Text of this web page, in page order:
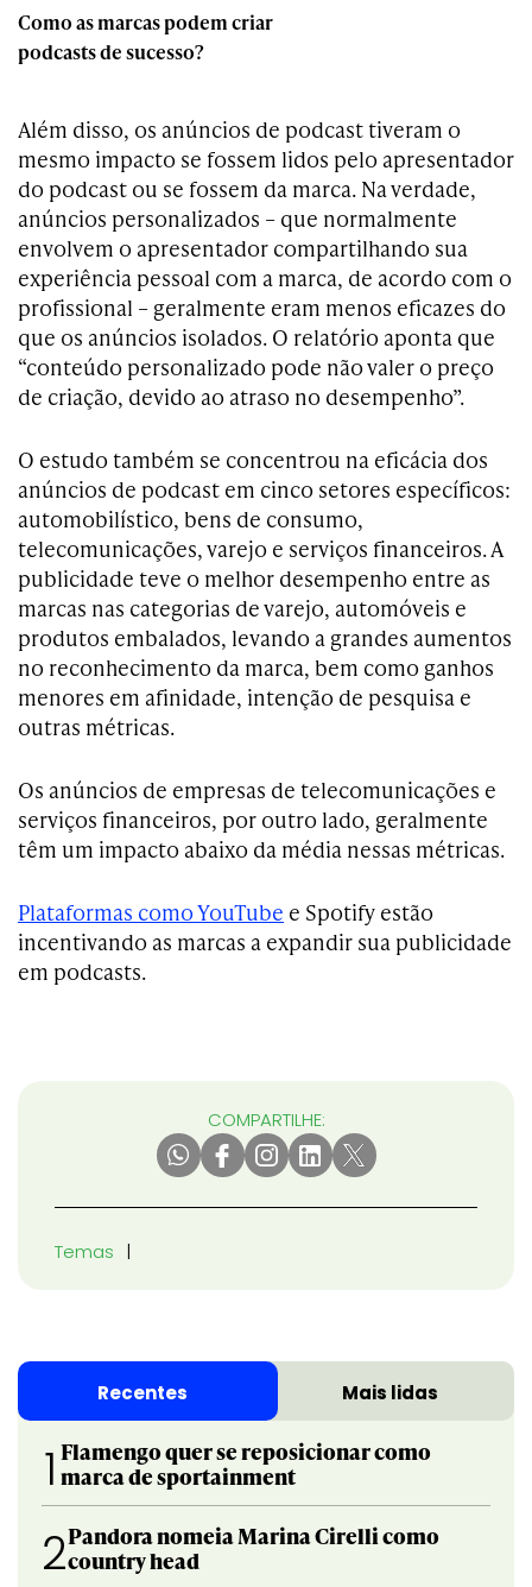
Como as marcas podem criar
podcasts de sucesso?
Além disso, os anúncios de podcast tiveram o
mesmo impacto se fossem lidos pelo apresentador
do podcast ou se fossem da marca. Na verdade,
anúncios personalizados – que normalmente
envolvem o apresentador compartilhando sua
experiência pessoal com a marca, de acordo com o
profissional – geralmente eram menos eficazes do
que os anúncios isolados. O relatório aponta que
“conteúdo personalizado pode não valer o preço
de criação, devido ao atraso no desempenho”.
O estudo também se concentrou na eficácia dos
anúncios de podcast em cinco setores específicos:
automobilístico, bens de consumo,
telecomunicações, varejo e serviços financeiros. A
publicidade teve o melhor desempenho entre as
marcas nas categorias de varejo, automóveis e
produtos embalados, levando a grandes aumentos
no reconhecimento da marca, bem como ganhos
menores em afinidade, intenção de pesquisa e
outras métricas.
Os anúncios de empresas de telecomunicações e
serviços financeiros, por outro lado, geralmente
têm um impacto abaixo da média nessas métricas.
Plataformas como YouTube e Spotify estão
incentivando as marcas a expandir sua publicidade
em podcasts.
COMPARTILHE:
Temas
Recentes Mais lidas
1 Flamengo quer se reposicionar como
marca de sportainment
2Pandora nomeia Marina Cirelli como
country head